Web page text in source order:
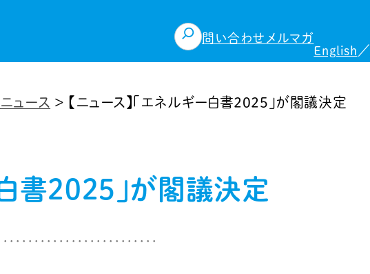
検
問い合わせ メルマガ
English
ニュース > 【ニュース】「エネルギー白書2025」が閣議決定
白書2025」が閣議決定